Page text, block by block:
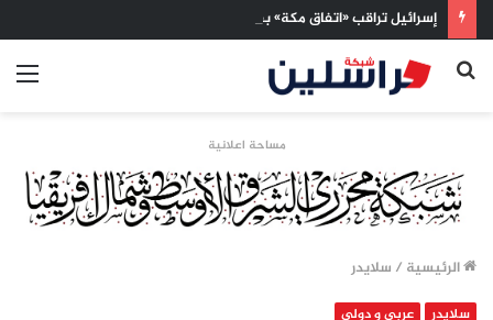
بحث
مساحة اعلانية
الرئيسية / سلايدر
سلايدر عربي و دولي